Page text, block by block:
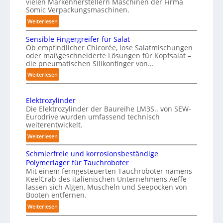
n
o
n
P
h
s
a
I
a
u
f
d
F
t
l
c
h
e
I
t
l
e
n
z
e
r
Somic Verpackungsmaschinen.
Weiterlesen:
M
a
g
a
z
i
n
-
B
e
l
d
u
n
g
f
ü
r
K
Sensible Fingergreifer für Salat
Ob empfindlicher Chicorée, lose Salatmischungen
oder maßgeschneiderte Lösungen für Kopfsalat –
die pneumatischen Silikonfinger von…
Weiterlesen:
S
n
s
i
b
l
i
n
g
e
r
g
Elektrozylinder
Die Elektrozylinder der Baureihe LM3S.. von SEW-
Eurodrive wurden umfassend technisch
weiterentwickelt.
Weiterlesen:
E
l
e
k
t
r
o
z
Schmierfreie und korrosionsbeständige
Polymerlager für Tauchroboter
Mit einem ferngesteuerten Tauchroboter namens
KeelCrab des italienischen Unternehmens Aeffe
lassen sich Algen, Muscheln und Seepocken von
Booten entfernen.
Weiterlesen:
S